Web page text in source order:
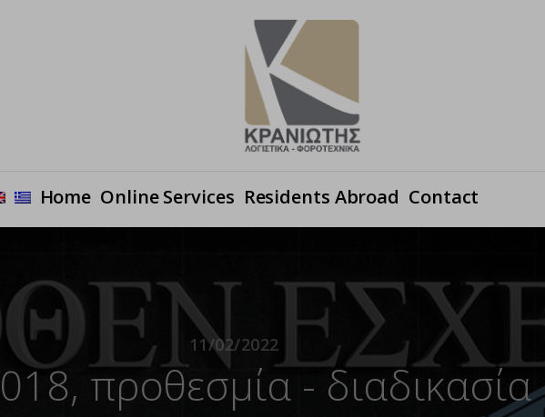
Ηome Online Services Residents Abroad Contact
11/02/2022
προθεσμία -